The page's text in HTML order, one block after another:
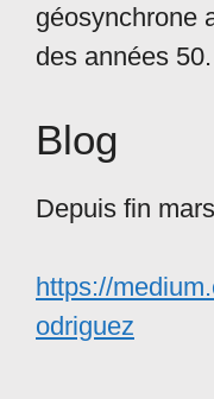
géosynchrone
des années 50.
Blog
Depuis fin
https://
odriguez